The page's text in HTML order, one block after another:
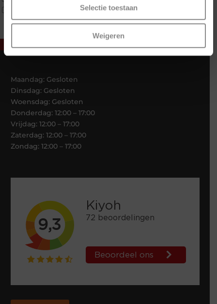
Selectie toestaan
Weigeren
Webshop Only Collectie
Maandag: Gesloten
Dinsdag: Gesloten
Woensdag: Gesloten
Donderdag: 12:00 – 17:00
Vrijdag: 12:00 – 17:00
Zaterdag: 12:00 – 17:00
Zondag: 12:00 – 17:00